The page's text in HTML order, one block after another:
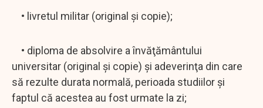
• livretul militar (original şi copie);
• diploma de absolvire a învăţământului
universitar (original şi copie) şi adeverinţa din care
să rezulte durata normală, perioada studiilor şi
faptul că acestea au fost urmate la zi;